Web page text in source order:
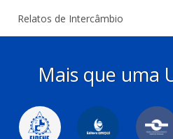
Relatos de Intercâmbio
Mais que uma